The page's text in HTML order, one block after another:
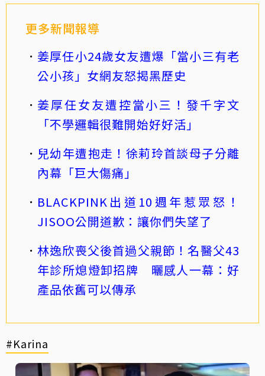
更多新聞報導
姜厚任小24歲女友遭爆「當小三有老
公小孩」女網友怒揭黑歷史
姜厚任女友遭控當小三！發千字文
「不學邏輯很難開始好好活」
兒幼年遭抱走！徐莉玲首談母子分離
內幕「巨大傷痛」
BLACKPINK出道10週年惹眾怒！
JISOO公開道歉：讓你們失望了
林逸欣喪父後首過父親節！名醫父43
年診所熄燈卸招牌 曬感人一幕：好
產品依舊可以傳承
#Karina